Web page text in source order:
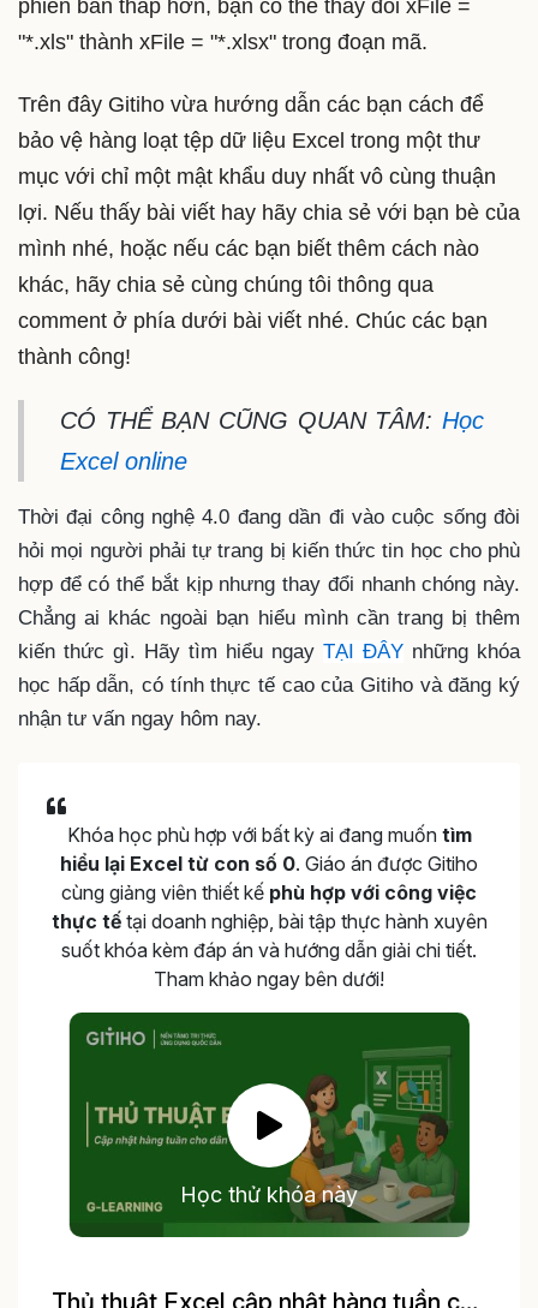
phiên bản thấp hơn, bạn có thể thay đổi xFile =
"*.xls" thành xFile = "*.xlsx" trong đoạn mã.
Trên đây Gitiho vừa hướng dẫn các bạn cách để
bảo vệ hàng loạt tệp dữ liệu Excel trong một thư
mục với chỉ một mật khẩu duy nhất vô cùng thuận
lợi. Nếu thấy bài viết hay hãy chia sẻ với bạn bè của
mình nhé, hoặc nếu các bạn biết thêm cách nào
khác, hãy chia sẻ cùng chúng tôi thông qua
comment ở phía dưới bài viết nhé. Chúc các bạn
thành công!
CÓ THỂ BẠN CŨNG QUAN TÂM: Học
Excel online
Thời đại công nghệ 4.0 đang dần đi vào cuộc sống đòi
hỏi mọi người phải tự trang bị kiến thức tin học cho phù
hợp để có thể bắt kịp nhưng thay đổi nhanh chóng này.
Chẳng ai khác ngoài bạn hiểu mình cần trang bị thêm
kiến thức gì. Hãy tìm hiểu ngay TẠI ĐÂY những khóa
học hấp dẫn, có tính thực tế cao của Gitiho và đăng ký
nhận tư vấn ngay hôm nay.
Khóa học phù hợp với bất kỳ ai đang muốn tìm
hiểu lại Excel từ con số 0. Giáo án được Gitiho
cùng giảng viên thiết kế phù hợp với công việc
thực tếtại doanh nghiệp, bài tập thực hành xuyên
suốt khóa kèm đáp án và hướng dẫn giải chi tiết.
Tham khảo ngay bên dưới!
Học thử khóa này